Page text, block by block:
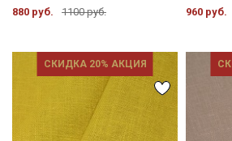
880 руб. 1100 руб. 960 руб.
СКИДКА 20% АКЦИЯ